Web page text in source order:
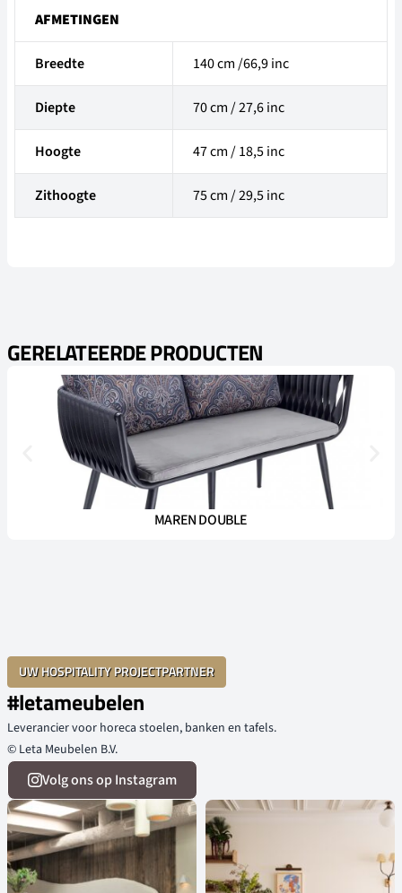
AFMETINGEN
Breedte 140 cm /66,9 inc
Diepte 70 cm / 27,6 inc
Hoogte 47 cm / 18,5 inc
Zithoogte 75 cm / 29,5 inc
GERELATEERDE PRODUCTEN
MAREN DOUBLE
UW HOSPITALITY PROJECTPARTNER
#letameubelen
Leverancier voor horeca stoelen, banken en tafels.
© Leta Meubelen B.V.
Volg ons op Instagram